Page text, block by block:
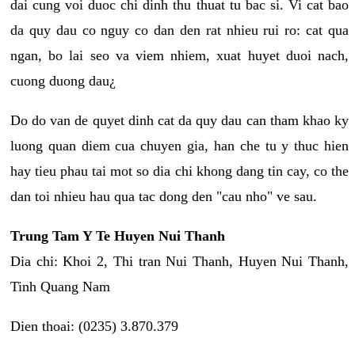
dai cung voi duoc chi dinh thu thuat tu bac si. Vi cat bao
da quy dau co nguy co dan den rat nhieu rui ro: cat qua
ngan, bo lai seo va viem nhiem, xuat huyet duoi nach,
cuong duong dau¿
Do do van de quyet dinh cat da quy dau can tham khao ky
luong quan diem cua chuyen gia, han che tu y thuc hien
hay tieu phau tai mot so dia chi khong dang tin cay, co the
dan toi nhieu hau qua tac dong den "cau nho" ve sau.
Trung Tam Y Te Huyen Nui Thanh
Dia chi: Khoi 2, Thi tran Nui Thanh, Huyen Nui Thanh,
Tinh Quang Nam
Dien thoai: (0235) 3.870.379